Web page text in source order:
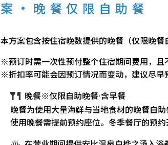
案・晚餐仅限自助餐
本方案包含按住宿晚数提供的晚餐（仅限晚餐
※预订时需一次性预付整个住宿期间费用，且
※折扣率可能会因预订情况而变动，建议尽早
晚餐※仅限自助晚餐·含早餐
晚餐为使用大量海鲜与当地食材的晚餐自助
使用晚餐需提前预约座位。冬季餐厅的预约